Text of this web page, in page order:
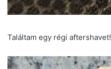
Találtam egy régi aftershavet!